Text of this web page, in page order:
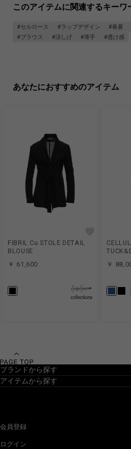
このアイテムに関連するキーワ
#セルロース #ラップデザイン #春夏
#ブラウス
#涼しげ #薄手 #透け感
あなたにおすすめのアイテム
FIBRIL Cu STOLE DETAIL
BLOUSE
￥ 61,600
￥
ブランドから探す
アイテムから探す
会員登録
ログイン